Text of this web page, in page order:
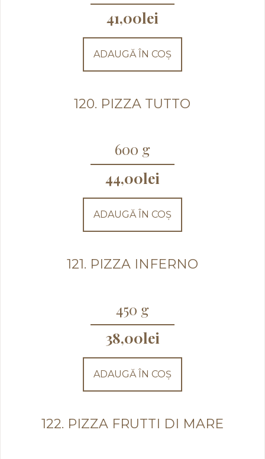
41,00lei
ADAUGĂ ÎN COȘ
120. PIZZA TUTTO
600 g
44,00lei
ADAUGĂ ÎN COȘ
121. PIZZA INFERNO
450 g
38,00lei
ADAUGĂ ÎN COȘ
122. PIZZA FRUTTI DI MARE